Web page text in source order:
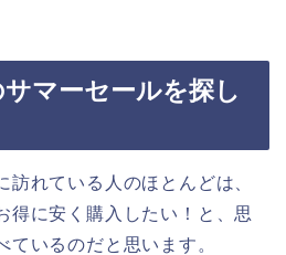
マーセールを探し
訪れている人のほとんどは、
得に安く購入したい！と、思
ているのだと思います。